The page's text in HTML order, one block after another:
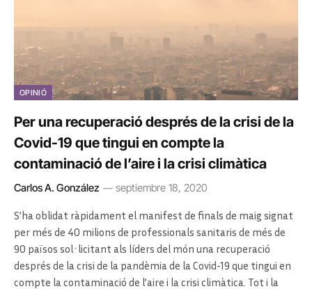
OPINIÓ
Per una recuperació després de la crisi de la
Covid-19 que tingui en compte la
contaminació de l’aire i la crisi climàtica
Carlos A. González septiembre 18, 2020
S’ha oblidat ràpidament el manifest de finals de maig signat
per més de 40 milions de professionals sanitaris de més de
90 països sol·licitant als líders del món una recuperació
després de la crisi de la pandèmia de la Covid-19 que tingui en
compte la contaminació de l’aire i la crisi climàtica. Tot i la